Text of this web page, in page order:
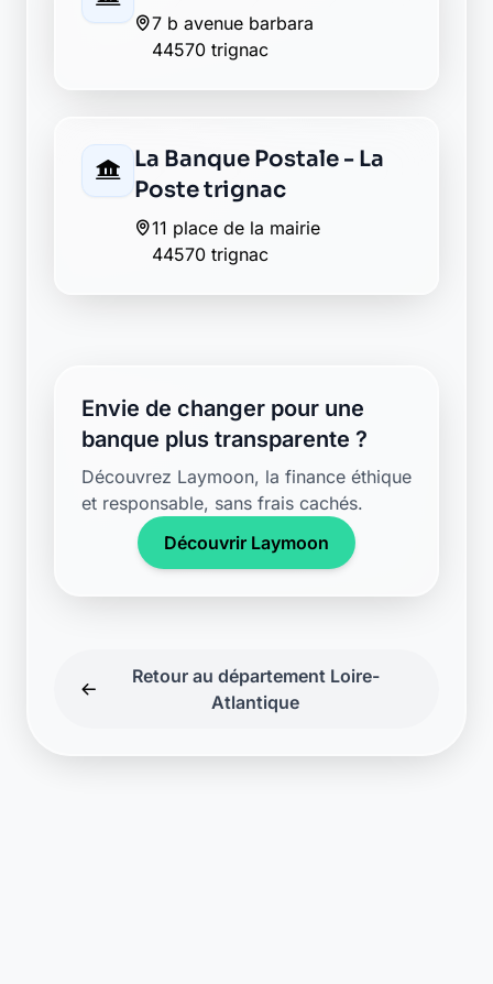
7 b avenue barbara
44570 trignac
La Banque Postale - La
Poste trignac
11 place de la mairie
44570 trignac
Envie de changer pour une
banque plus transparente ?
Découvrez Laymoon, la finance éthique
et responsable, sans frais cachés.
Découvrir Laymoon
Retour au département Loire-
Atlantique